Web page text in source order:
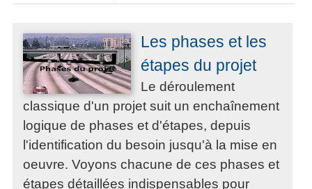
Les phases et les
étapes du projet
Le déroulement
classique d'un projet suit un enchaînement
logique de phases et d'étapes, depuis
l'identification du besoin jusqu'à la mise en
oeuvre. Voyons chacune de ces phases et
étapes détaillées indispensables pour